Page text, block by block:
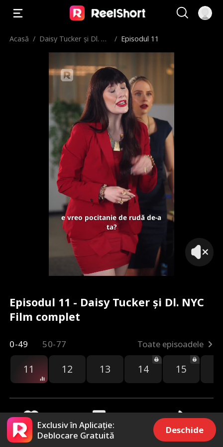
Acasă / Daisy Tucker și Dl. NY
/ Episodul 11
e vreo pocitanie de rudă de-a
ta?
Episodul 11 - Daisy Tucker și Dl. NYC
Film complet
0-49 50-77 Toate episoadele
11 12 13 14 15
1.8k 6.1k Distribuie
Exclusiv în Aplicație:
Deblocare Gratuită
Deschide